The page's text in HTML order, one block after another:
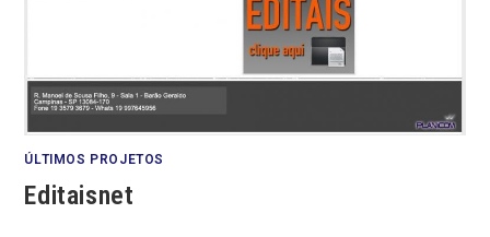
ÚLTIMOS PROJETOS
Editaisnet